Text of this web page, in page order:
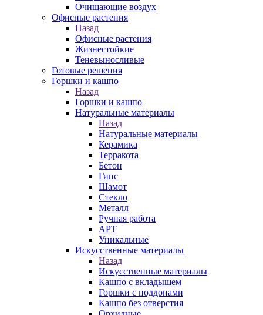
Очищающие воздух
Офисные растения
Назад
Офисные растения
Жизнестойкие
Теневыносливые
Готовые решения
Горшки и кашпо
Назад
Горшки и кашпо
Натуральные материалы
Назад
Натуральные материалы
Керамика
Терракота
Бетон
Гипс
Шамот
Стекло
Металл
Ручная работа
АРТ
Уникальные
Искусственные материалы
Назад
Искусственные материалы
Кашпо с вкладышем
Горшки с поддонами
Кашпо без отверстия